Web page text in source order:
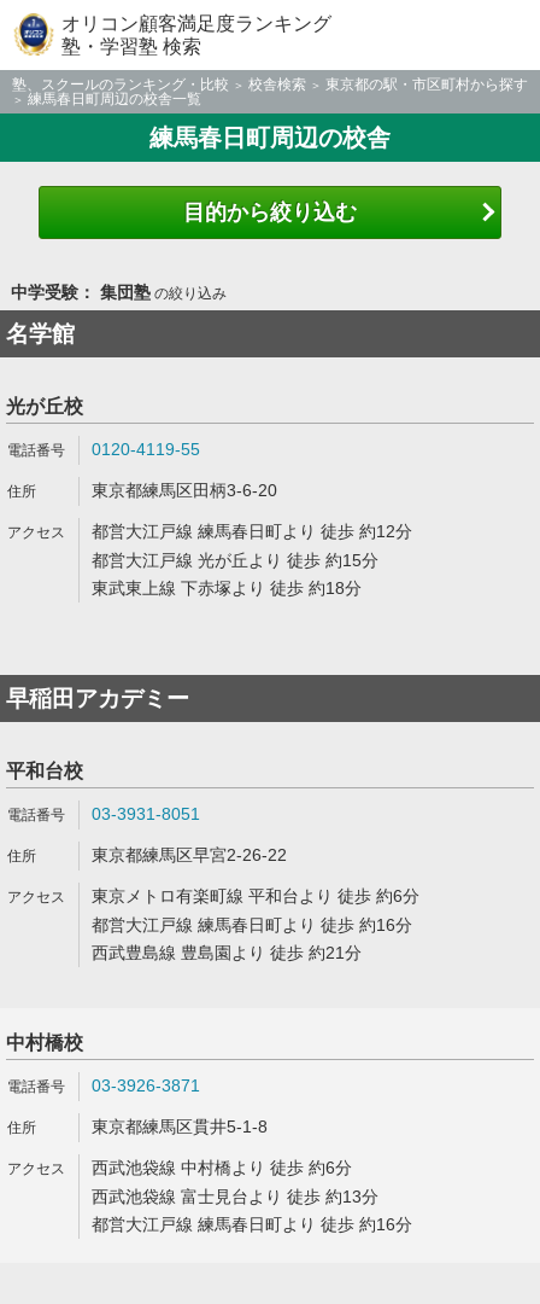
オリコン顧客満足度ランキング
塾・学習塾 検索
塾、スクールのランキング・比較 校舎検索
東京都の駅・市区町村から探す
練馬春日町周辺の校舎一覧
練馬春日町周辺の校舎
目的から絞り込む
中学受験： 集団塾の絞り込み
名学館
光が丘校
0120-4119-55
東京都練馬区田柄3-6-20
都営大江戸線 練馬春日町より 徒歩 約12分
都営大江戸線 光が丘より 徒歩 約15分
東武東上線 下赤塚より 徒歩 約18分
早稲田アカデミー
平和台校
03-3931-8051
東京都練馬区早宮2-26-22
東京メトロ有楽町線 平和台より 徒歩 約6分
都営大江戸線 練馬春日町より 徒歩 約16分
西武豊島線 豊島園より 徒歩 約21分
中村橋校
03-3926-3871
東京都練馬区貫井5-1-8
西武池袋線 中村橋より 徒歩 約6分
西武池袋線 富士見台より 徒歩 約13分
都営大江戸線 練馬春日町より 徒歩 約16分